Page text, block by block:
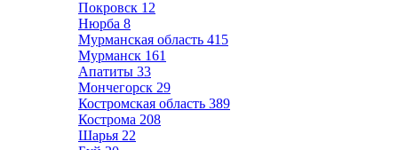
Покровск 12
Нюрба 8
Мурманская область 415
Мурманск 161
Апатиты 33
Мончегорск 29
Костромская область 389
Кострома 208
Шарья 22